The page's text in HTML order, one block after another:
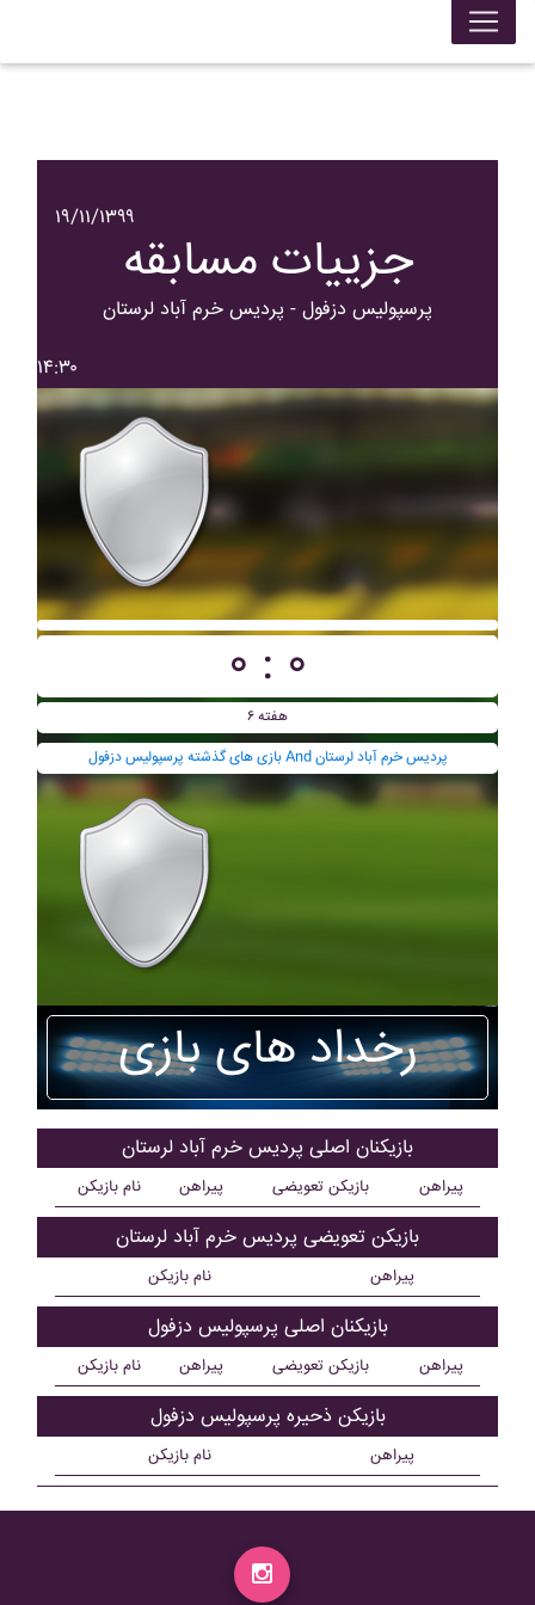
۱۹/۱۱/۱۳۹۹
جزییات مسابقه
پرسپوليس دزفول - پرديس خرم آباد لرستان
۱۴:۳۰
۰ : ۰
هفته ۶
بازی های گذشته پرسپوليس دزفول And پرديس خرم آباد لرستان
رخداد های بازی
بازیکنان اصلی پرديس خرم آباد لرستان
نام بازیکن پیراهن بازیکن تعویضی پیراهن
بازیکن تعویضی پرديس خرم آباد لرستان
نام بازیکن پیراهن
بازیکنان اصلی پرسپوليس دزفول
نام بازیکن پیراهن بازیکن تعویضی پیراهن
بازیکن ذحیره پرسپوليس دزفول
نام بازیکن پیراهن